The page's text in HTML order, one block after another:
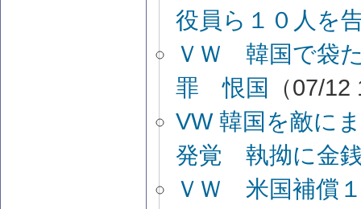
役員ら１０人を
ＶＷ 韓国で袋
罪 恨国
（07/
VW 韓国を敵に
発覚 執拗に金
ＶＷ 米国補償